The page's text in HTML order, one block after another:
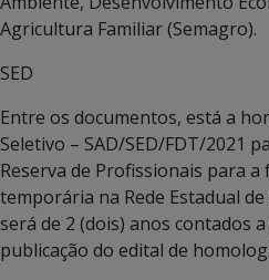
Agricultura Familiar (Semagro).
SED
Entre os documentos, está a
Seletivo – SAD/SED/FDT/2021
Reserva de Profissionais para a
temporária na Rede Estadual
será de 2 (dois) anos contados
publicação do edital de